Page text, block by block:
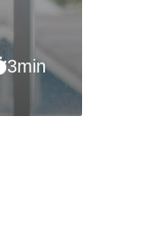
3min